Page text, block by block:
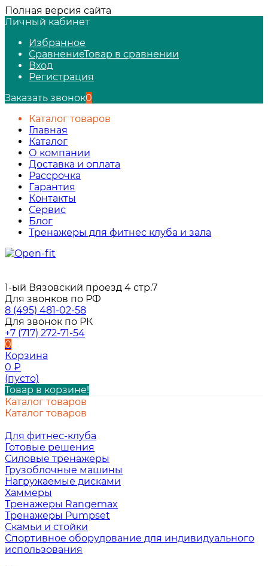
Полная версия сайта
Личный кабинет
Избранное
СравнениеТовар в сравнении
Вход
Регистрация
Заказать звонок0
Каталог товаров
Главная
Каталог
О компании
Доставка и оплата
Рассрочка
Гарантия
Контакты
Сервис
Блог
Тренажеры для фитнес клуба и зала
1-ый Вязовский проезд 4 стр.7
Для звонков по РФ
8 (495) 481-02-58
Для звонок по РК
+7 (717) 272-71-54
0
Корзина
0 ₽
(пусто)
Товар в корзине!
Каталог товаров
Каталог товаров
Для фитнес-клуба
Готовые решения
Силовые тренажеры
Грузоблочные машины
Нагружаемые дисками
Хаммеры
Тренажеры Rangemax
Тренажеры Pumpset
Скамьи и стойки
Спортивное оборудование для индивидуального
использования